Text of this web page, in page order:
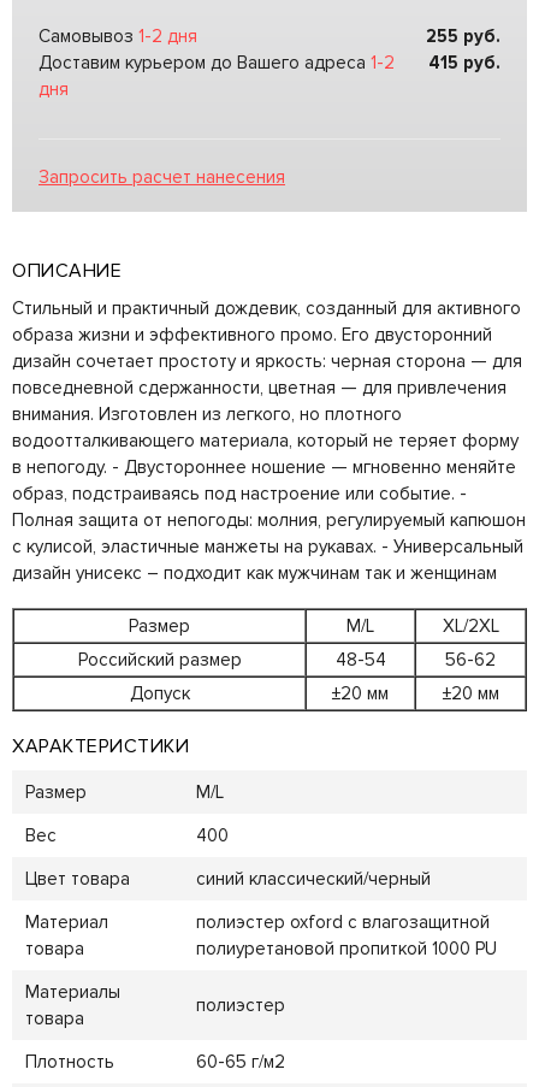
Самовывоз 1-2 дня 255 руб.
Доставим курьером до Вашего адреса 1-2
дня
415 руб.
Запросить расчет нанесения
ОПИСАНИЕ
Стильный и практичный дождевик, созданный для активного
образа жизни и эффективного промо. Его двусторонний
дизайн сочетает простоту и яркость: черная сторона — для
повседневной сдержанности, цветная — для привлечения
внимания. Изготовлен из легкого, но плотного
водоотталкивающего материала, который не теряет форму
в непогоду. - Двустороннее ношение — мгновенно меняйте
образ, подстраиваясь под настроение или событие. -
Полная защита от непогоды: молния, регулируемый капюшон
с кулисой, эластичные манжеты на рукавах. - Универсальный
дизайн унисекс – подходит как мужчинам так и женщинам
Размер M/L
XL/2XL
Российский размер
48-54
56-62
Допуск
±20 мм ±20 мм
ХАРАКТЕРИСТИКИ
Размер
M/L
Вес
400
Цвет товара
синий классический/черный
Материал
товара
полиэстер oxford с влагозащитной
полиуретановой пропиткой 1000 PU
Материалы
товара
полиэстер
Плотность 60-65 г/м2